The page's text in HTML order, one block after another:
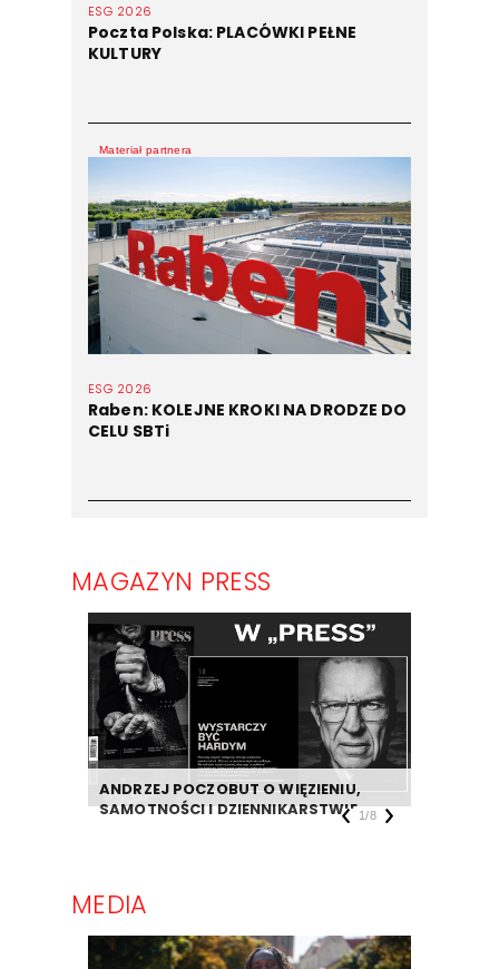
ESG 2026
Poczta Polska: PLACÓWKI PEŁNE
KULTURY
ESG 2026
Raben: KOLEJNE KROKI NA DRODZE DO
CELU SBTi
Materiał partnera
MAGAZYN PRESS
ANDRZEJ POCZOBUT O WIĘZIENIU,
SAMOTNOŚCI I DZIENNIKARSTWIE1/8
MEDIA